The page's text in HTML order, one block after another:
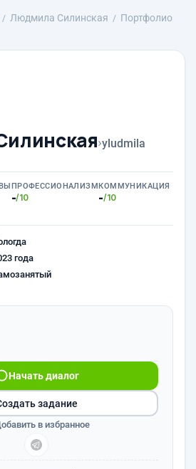
Людмила Силинская
Портфолио
›yludmila
ПРОФЕССИОНАЛИЗМ
-/10
КОММУНИКАЦИЯ
-/10
года
Начать диалог
задание
в избранное